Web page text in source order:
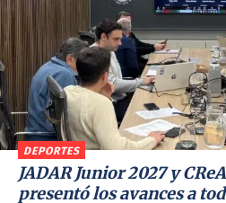
DEPORTES
JADAR Junior 2027 y
presentó los avances a